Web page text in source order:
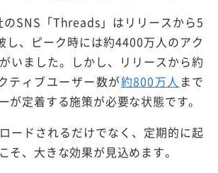
SNS「Threads」はリリースから5
し、ピーク時には約4400万人のアク
いました。しかし、リリースから約
ティブユーザー数が約800万人 まで
が定着する施策が必要な状態です。
ードされるだけでなく、定期的に起
そ、大きな効果が見込めます。